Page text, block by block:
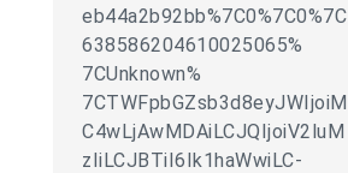
eb44a2b92bb%7C0%7C0%7C
638586204610025065%
7CUnknown%
7CTWFpbGZsb3d8eyJWIjoiM
C4wLjAwMDAiLCJQIjoiV2luM
zIiLCJBTiI6Ik1haWwiLC-